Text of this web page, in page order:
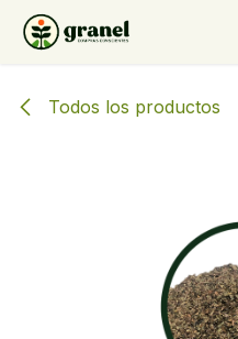
Ir al contenido
Todos los productos